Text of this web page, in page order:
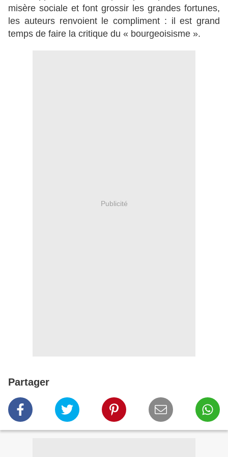
misère sociale et font grossir les grandes fortunes,
les auteurs renvoient le compliment : il est grand
temps de faire la critique du « bourgeoisisme ».
Publicité
Partager